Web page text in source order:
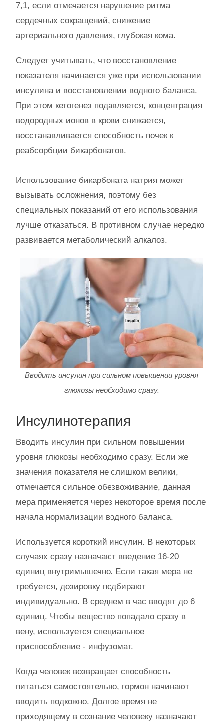
7,1, если отмечается нарушение ритма
сердечных сокращений, снижение
артериального давления, глубокая кома.
Следует учитывать, что восстановление
показателя начинается уже при использовании
инсулина и восстановлении водного баланса.
При этом кетогенез подавляется, концентрация
водородных ионов в крови снижается,
восстанавливается способность почек к
реабсорбции бикарбонатов.
Использование бикарбоната натрия может
вызывать осложнения, поэтому без
специальных показаний от его использования
лучше отказаться. В противном случае нередко
развивается метаболический алкалоз.
Вводить инсулин при сильном повышении уровня
глюкозы необходимо сразу.
Инсулинотерапия
Вводить инсулин при сильном повышении
уровня глюкозы необходимо сразу. Если же
значения показателя не слишком велики,
отмечается сильное обезвоживание, данная
мера применяется через некоторое время после
начала нормализации водного баланса.
Используется короткий инсулин. В некоторых
случаях сразу назначают введение 16-20
единиц внутримышечно. Если такая мера не
требуется, дозировку подбирают
индивидуально. В среднем в час вводят до 6
единиц. Чтобы вещество попадало сразу в
вену, используется специальное
приспособление - инфузомат.
Когда человек возвращает способность
питаться самостоятельно, гормон начинают
вводить подкожно. Долгое время не
приходящему в сознание человеку назначают